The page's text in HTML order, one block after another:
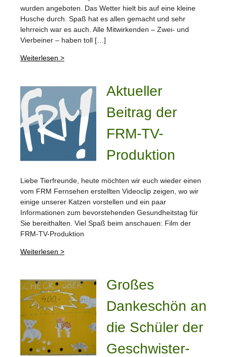
wurden angeboten. Das Wetter hielt bis auf eine kleine
Husche durch. Spaß hat es allen gemacht und sehr
lehrreich war es auch. Alle Mitwirkenden – Zwei- und
Vierbeiner – haben toll […]
Weiterlesen >
Aktueller
Beitrag der
FRM-TV-
Produktion
Liebe Tierfreunde, heute möchten wir euch wieder einen
vom FRM Fernsehen erstellten Videoclip zeigen, wo wir
einige unserer Katzen vorstellen und ein paar
Informationen zum bevorstehenden Gesundheitstag für
Sie bereithalten. Viel Spaß beim anschauen: Film der
FRM-TV-Produktion
Weiterlesen >
Großes
Dankeschön an
die Schüler der
Geschwister-